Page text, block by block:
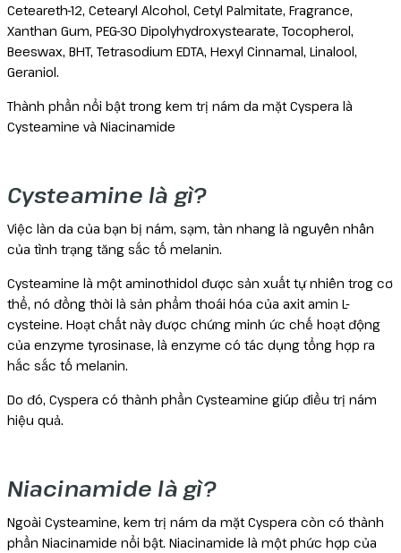
Ceteareth-12, Cetearyl Alcohol, Cetyl Palmitate, Fragrance,
Xanthan Gum, PEG-30 Dipolyhydroxystearate, Tocopherol,
Beeswax, BHT, Tetrasodium EDTA, Hexyl Cinnamal, Linalool,
Geraniol.
Thành phần nổi bật trong kem trị nám da mặt Cyspera là
Cysteamine và Niacinamide
Cysteamine là gì?
Việc làn da của bạn bị nám, sạm, tàn nhang là nguyên nhân
của tình trạng tăng sắc tố melanin.
Cysteamine là một aminothidol được sản xuất tự nhiên trog cơ
thể, nó đồng thời là sản phẩm thoái hóa của axit amin L-
cysteine. Hoạt chất này được chứng minh ức chế hoạt động
của enzyme tyrosinase, là enzyme có tác dụng tổng hợp ra
hắc sắc tố melanin.
Do đó, Cyspera có thành phần Cysteamine giúp điều trị nám
hiệu quả.
Niacinamide là gì?
Ngoài Cysteamine, kem trị nám da mặt Cyspera còn có thành
phần Niacinamide nổi bật. Niacinamide là một phức hợp của